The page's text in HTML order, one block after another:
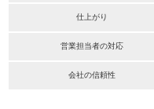
仕上がり
営業担当者の対応
会社の信頼性